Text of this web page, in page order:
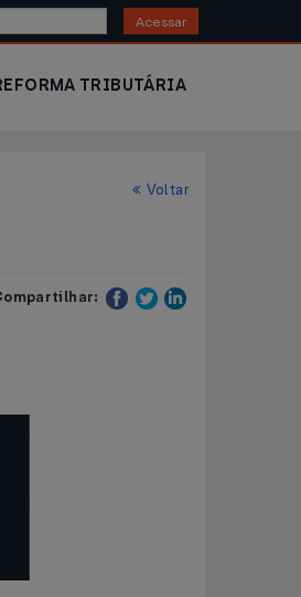
Acessar
TRIBUTÁRIA
Voltar